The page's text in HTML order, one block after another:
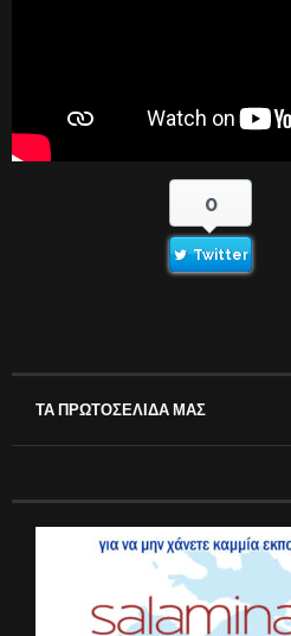
0
Twitter
ΤΑ ΠΡΩΤΟΣΕΛΙΔΑ ΜΑΣ